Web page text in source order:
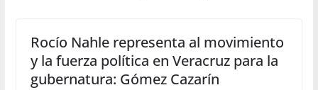
Rocío Nahle representa al movimiento
y la fuerza política en Veracruz para la
gubernatura: Gómez Cazarín